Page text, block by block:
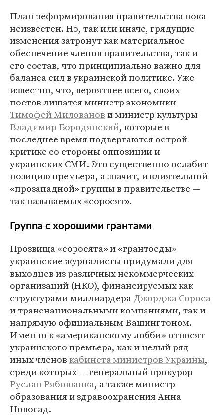
План реформирования правительства пока
неизвестен. Но, так или иначе, грядущие
изменения затронут как материальное
обеспечение членов правительства, так и
его состав, что принципиально важно для
баланса сил в украинской политике. Уже
известно, что, вероятнее всего, своих
постов лишатся министр экономики
Тимофей Милованови министр культуры
Владимир Бородянский, которые в
последнее время подвергаются острой
критике со стороны оппозиции и
украинских СМИ. Это существенно ослабит
позицию премьера, а значит, и влиятельной
«прозападной» группы в правительстве —
так называемых «соросят».
Группа с хорошими грантами
Прозвища «соросята» и «грантоеды»
украинские журналисты придумали для
выходцев из различных некоммерческих
организаций (НКО), финансируемых как
структурами миллиардераДжорджа Сороса
и транснациональными компаниями, так и
напрямую официальным Вашингтоном.
Именно к «американскому лобби» относят
украинского премьера, как и целый ряд
иных членовкабинета министров Украины,
среди которых — генеральный прокурор
Руслан Рябошапка, а также министр
образования и здравоохранения Анна
Новосад.